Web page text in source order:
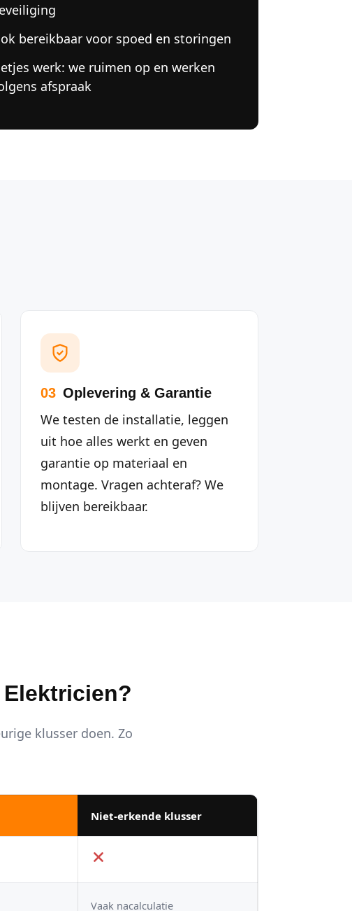
bereikbaar voor spoed en storingen
werk: we ruimen op en werken
afspraak
03 Oplevering & Garantie
We testen de installatie, leggen
uit hoe alles werkt en geven
garantie op materiaal en
montage. Vragen achteraf? We
blijven bereikbaar.
Elektricien?
klusser doen. Zo
Niet-erkende klusser
Vaak nacalculatie